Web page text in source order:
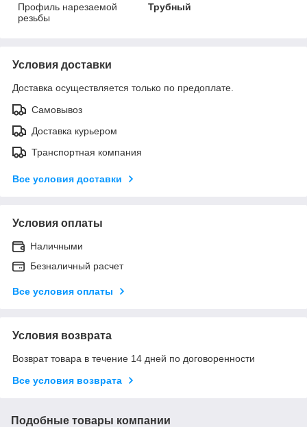
Профиль нарезаемой
резьбы
Трубный
Условия доставки
Доставка осуществляется только по предоплате.
Самовывоз
Доставка курьером
Транспортная компания
Все условия доставки
Условия оплаты
Наличными
Безналичный расчет
Все условия оплаты
Условия возврата
Возврат товара в течение 14 дней по договоренности
Все условия возврата
Подобные товары компании